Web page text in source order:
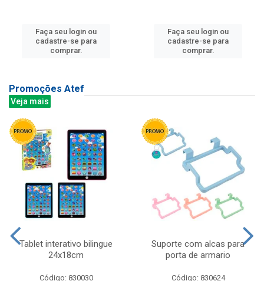
Faça seu login ou
cadastre-se para
comprar.
Faça seu login ou
cadastre-se para
comprar.
Promoções Atef
Veja mais
Tablet interativo bilingue
24x18cm
Código: 830030
Suporte com alcas para
porta de armario
Código: 830624